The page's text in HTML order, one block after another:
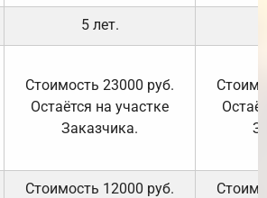
5 лет.
Стоимость 23000 руб.
Остаётся на участке
Заказчика.
Стоимость 12000 руб.